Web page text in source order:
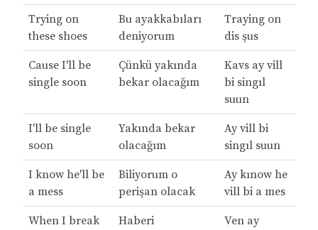
Trying on
these shoes
Bu ayakkabıları
deniyorum
Traying on
dis şus
Cause I'll be
single soon
Çünkü yakında
bekar olacağım
Kavs ay vill
bi singıl
suun
I'll be single
soon
Yakında bekar
olacağım
Ay vill bi
singıl suun
I know he'll be
a mess
Biliyorum o
perişan olacak
Ay kınow he
vill bi a mes
When I break
Haberi
Ven ay